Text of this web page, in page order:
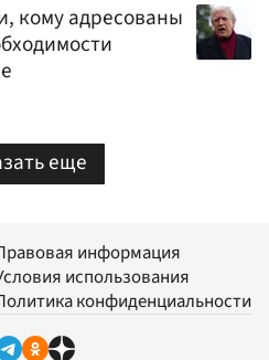
кому адресованы
еще
информация
использования
конфиденциальности